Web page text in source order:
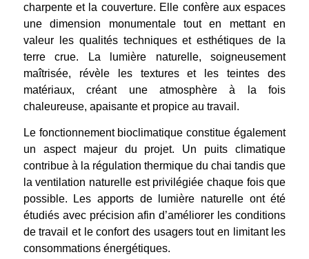
charpente et la couverture. Elle confère aux espaces
une dimension monumentale tout en mettant en
valeur les qualités techniques et esthétiques de la
terre crue. La lumière naturelle, soigneusement
maîtrisée, révèle les textures et les teintes des
matériaux, créant une atmosphère à la fois
chaleureuse, apaisante et propice au travail.
Le fonctionnement bioclimatique constitue également
un aspect majeur du projet. Un puits climatique
contribue à la régulation thermique du chai tandis que
la ventilation naturelle est privilégiée chaque fois que
possible. Les apports de lumière naturelle ont été
étudiés avec précision afin d’améliorer les conditions
de travail et le confort des usagers tout en limitant les
consommations énergétiques.